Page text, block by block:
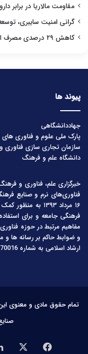
مقاومت مالاریا در برابر
گرانی امنیت سایبری،
کاهش ۲۹ درصدی مصرف انرژی ساختمان‌ها با یک طراحی هوشمند
پیوند ها
جهاددانشگاهی
پارک ملی علوم و فناوری
سازمان تجاری سازی فناوری
دانشگاه علم و فرهنگ
خبرگزاری علم، فناوری و
فناوری‌های نرم و صنایع
۱۶ مرداد ۱۳۹۳
فرهنگی جامعه و برای
مفاهیم مرتبط در حوزه
و ضوابط حاکم بر رسانه ها
ارشاد اسلامی به شماره 70016 فعالیت خود را آغاز کرده است.
تمام حقوق مادی و معنوی
فیس